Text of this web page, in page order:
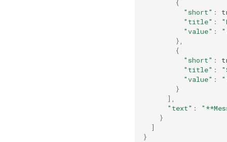
{
"short" :
"title" :
"value" :
},
{
"short" :
"title" :
"value" :
}
],
"text" :
}
]
}